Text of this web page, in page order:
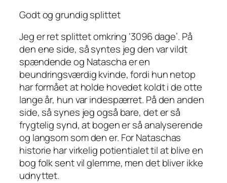
Godt og grundig splittet
Jeg er ret splittet omkring ‘3096 dage’. På
den ene side, så syntes jeg den var vildt
spændende og Natascha er en
beundringsværdig kvinde, fordi hun netop
har formået at holde hovedet koldt i de otte
lange år, hun var indespærret. På den anden
side, så synes jeg også bare, det er så
frygtelig synd, at bogen er så analyserende
og langsom som den er. For Nataschas
historie har virkelig potientialet til at blive en
bog folk sent vil glemme, men det bliver ikke
udnyttet.